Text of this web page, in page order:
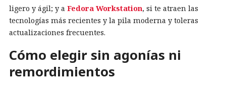
ligero y ágil; y a Fedora Workstation, si te atraen las
tecnologías más recientes y la pila moderna y toleras
actualizaciones frecuentes.
Cómo elegir sin agonías ni
remordimientos